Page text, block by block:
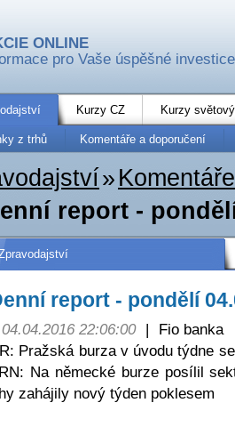
ONLINE
pro Vaše úspěšné investice
Kurzy CZ Kurzy
z trhů Komentáře a doporučení
»
report -
report - pondělí
04.04.2016 22:06:00 |
Fio banka
Pražská burza v úvodu týdne
Na německé burze posílil
zahájily nový týden poklesem